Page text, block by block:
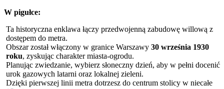
W pigułce:
Ta historyczna enklawa łączy przedwojenną zabudowę willową z
dostępem do metra.
Obszar został włączony w granice Warszawy 30 września 1930
roku, zyskując charakter miasta-ogrodu.
Planując zwiedzanie, wybierz słoneczny dzień, aby w pełni docenić
urok gazowych latarni oraz lokalnej zieleni.
Dzięki pierwszej linii metra dotrzesz do centrum stolicy w niecałe